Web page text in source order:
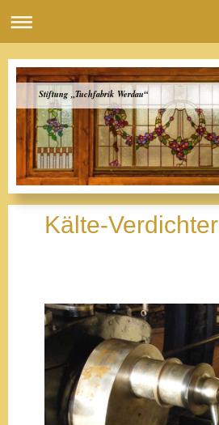
Stiftung „Tuchfabrik Werdau“
Kälte-Verdichter